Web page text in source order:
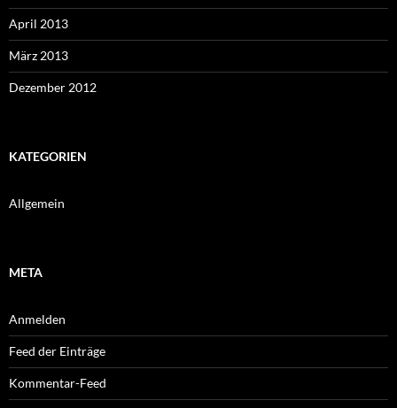
April 2013
März 2013
Dezember 2012
KATEGORIEN
Allgemein
META
Anmelden
Feed der Einträge
Kommentar-Feed